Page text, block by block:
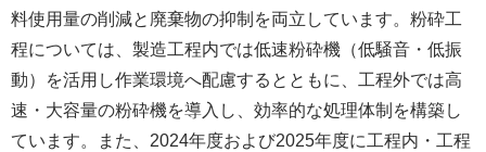
料使用量の削減と廃棄物の抑制を両立しています。粉砕工
程については、製造工程内では低速粉砕機（低騒音・低振
動）を活用し作業環境へ配慮するとともに、工程外では高
速・大容量の粉砕機を導入し、効率的な処理体制を構築し
ています。また、2024年度および2025年度に工程内・工程